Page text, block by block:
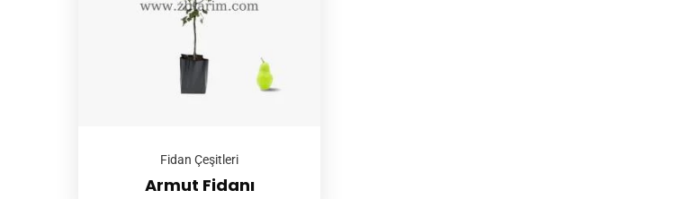
Fidan Çeşitleri
Armut Fidanı